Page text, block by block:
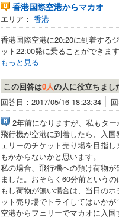
香港国際空港からマカオ
エリア： 香港
香港国際空港に20:20に到着する
ット22:00発に乗ることができま
もっと見る
この回答は0人の人に役立ちまし
回答日：2017/05/16 18:23:34
2年前になりますが、私もター
飛行機が空港に到着したら、入
ェリーのチケット売り場を目指
もかからないかと思います。
私の場合、飛行機への預け荷物
ました。おそらく60分前という
もし荷物が無い場合は、当日の
ット売り場でトライしてはいか
空港からフェリーでマカオに入